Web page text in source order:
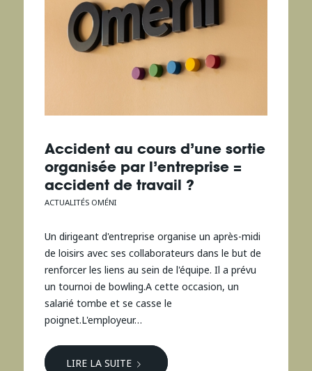
Accident au cours d’une sortie
organisée par l’entreprise =
accident de travail ?
ACTUALITÉS OMÉNI
Un dirigeant d'entreprise organise un après-midi
de loisirs avec ses collaborateurs dans le but de
renforcer les liens au sein de l'équipe. Il a prévu
un tournoi de bowling.A cette occasion, un
salarié tombe et se casse le
poignet.L'employeur…
LIRE LA SUITE